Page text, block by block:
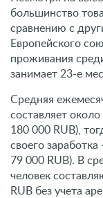
большинство
сравнению с
Европейского
проживания
занимает 23-е
Средняя
составляет
180 000 RUB),
своего
79 000 RUB). В
человек
RUB без учета